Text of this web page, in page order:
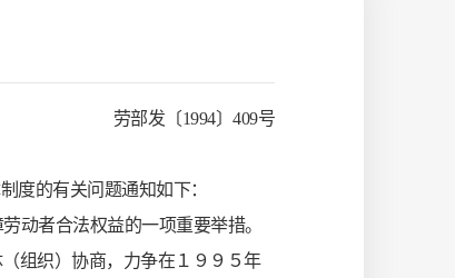
劳部发〔1994〕409号
度的有关问题通知如下：
动者合法权益的一项重要举措。
组织）协商，力争在１９９５年